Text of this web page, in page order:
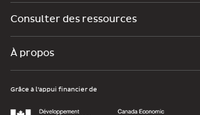
Consulter des ressources
À propos
Grâce à l’appui financier de